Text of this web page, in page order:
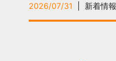
2026/07/31
新着情報